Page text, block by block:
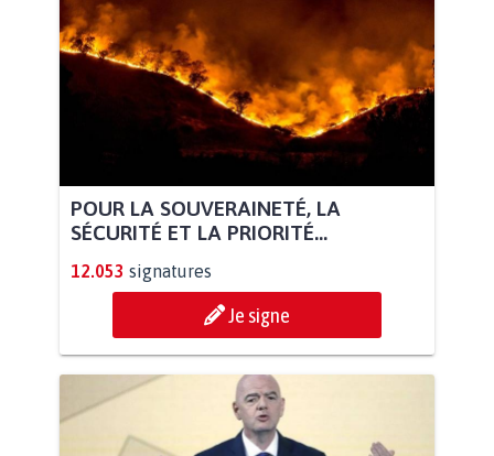
POUR LA SOUVERAINETÉ, LA
SÉCURITÉ ET LA PRIORITÉ...
12.053 signatures
Je signe